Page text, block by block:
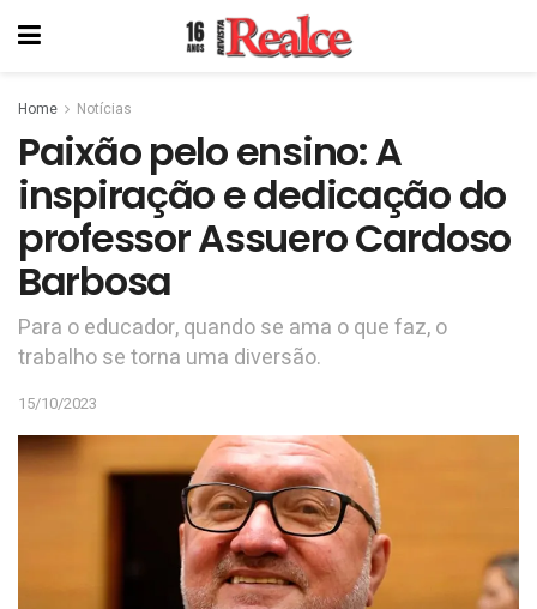
Home Notícias
Paixão pelo ensino: A
inspiração e dedicação do
professor Assuero Cardoso
Barbosa
Para o educador, quando se ama o que faz, o
trabalho se torna uma diversão.
15/10/2023